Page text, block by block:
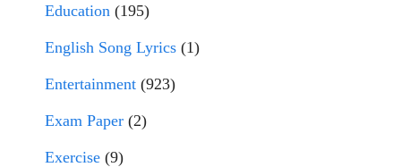
Education (195)
English Song Lyrics (1)
Entertainment (923)
Exam Paper (2)
Exercise (9)